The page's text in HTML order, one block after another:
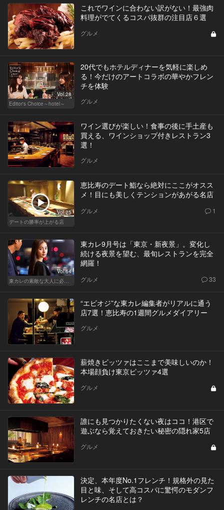
これでワインに合わない訳がない！最強肉
料理がでてくるコスパ抜群の注目店６選
グルメ
Vol.28
Editor's Choice～hotel～
20代でもホテルディナーを気軽に楽しめ
る！今だけのアートコラボの華やかフレン
チを体験
グルメ
ワイン選びが楽しい！食事の後に手土産も
買える、ワインショップ付きレストラン3
選！
グルメ
Vol.25
デートの勝率が上がる店
恵比寿のデート鮨なら絶対にここがオスス
メ！目にも美しくテンションがあがる名店
グルメ 1
Vol.64
東カレの素敵な大人に必要なこと
東カレ9月号は「東京・新夜景」。変化し
続ける夜景を望む、最旬レストランを完全
網羅！
グルメ 33
“エビオジ”な東カレ編集者がリアルに通う
店7選！恵比寿の1週間グルメダイアリー
グルメ
薪焼きピッツァはここまで美味しいのか！
本場顔負け東京ピッツァ4選
グルメ
誰にも見つかりたくない夜はココ！港区で
遊ぶなら覚えておきたい秘密の隠れ家5店
グルメ
決定、本年度No.1フレンチ！規格外の見た
目と味、そして高コスパに驚愕のモダンフ
レンチの名店とは？